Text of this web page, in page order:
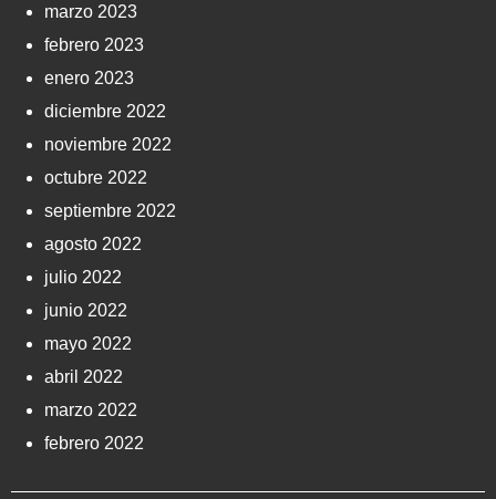
marzo 2023
febrero 2023
enero 2023
diciembre 2022
noviembre 2022
octubre 2022
septiembre 2022
agosto 2022
julio 2022
junio 2022
mayo 2022
abril 2022
marzo 2022
febrero 2022